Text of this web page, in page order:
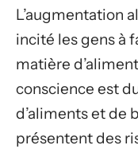
L’augmentation
incité les gens à
matière
conscience est
d’aliments et de
présentent des